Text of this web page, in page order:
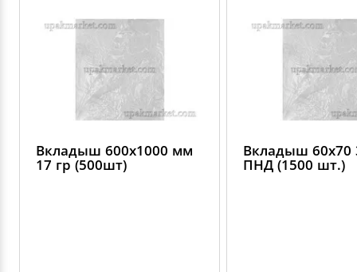
Вкладыш 600х1000 мм
17 гр (500шт)
Вкладыш 60х70
ПНД (1500 шт.)